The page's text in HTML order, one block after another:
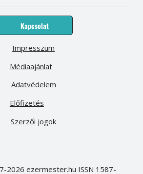
Kapcsolat
Médiaajánlat
Előfizetés
Impresszum
Adatvédelem
Szerzői jogok
2026 ezermester.hu ISSN 1587-